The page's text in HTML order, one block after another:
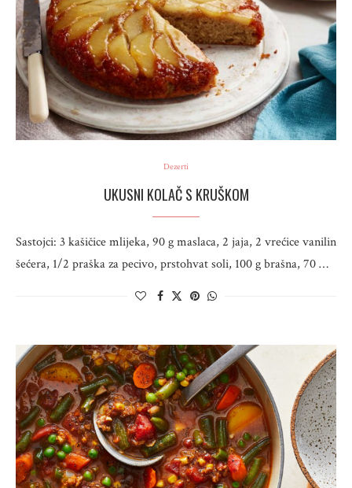
Dezerti
UKUSNI KOLAČ S KRUŠKOM
Sastojci: 3 kašičice mlijeka, 90 g maslaca, 2 jaja, 2 vrećice vanilin
šećera, 1/2 praška za pecivo, prstohvat soli, 100 g brašna, 70 …